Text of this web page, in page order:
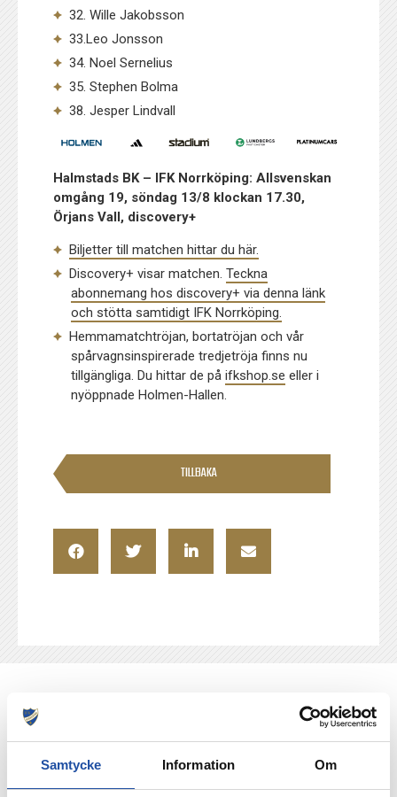
Samtycke Information Om
32. Wille Jakobsson
33.Leo Jonsson
34. Noel Sernelius
35. Stephen Bolma
38. Jesper Lindvall
Halmstads BK – IFK Norrköping: Allsvenskan
omgång 19, söndag 13/8 klockan 17.30,
Örjans Vall, discovery+
Biljetter till matchen hittar du här.
Discovery+ visar matchen.Teckna
abonnemang hos discovery+ via denna länk
och stötta samtidigt IFK Norrköping.
Hemmamatchtröjan, bortatröjan och vår
spårvagnsinspirerade tredjetröja finns nu
tillgängliga. Du hittar de påifkshop.se eller i
nyöppnade Holmen-Hallen.
TILLBAKA
NYHETER